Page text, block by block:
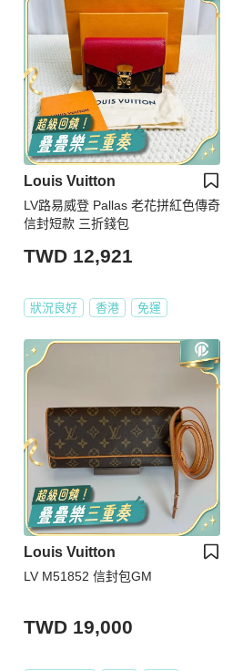
Louis Vuitton
LV路易威登 Pallas 老花拼紅色傳奇
信封短款 三折錢包
TWD 12,921
狀況良好 香港 免運
Louis Vuitton
LV M51852 信封包GM
TWD 19,000